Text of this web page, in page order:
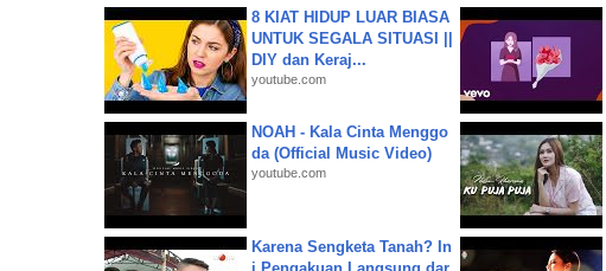
8 KIAT HIDUP LUAR BIASA
UNTUK SEGALA SITUASI ||
DIY dan Keraj...
youtube.com
NOAH - Kala Cinta Menggo
da (Official Music Video)
youtube.com
Karena Sengketa Tanah? In